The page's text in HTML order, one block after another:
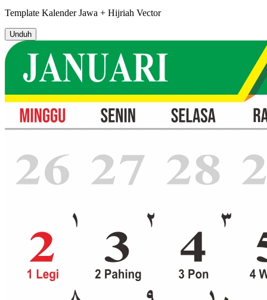
Template Kalender Jawa + Hijriah Vector
Unduh